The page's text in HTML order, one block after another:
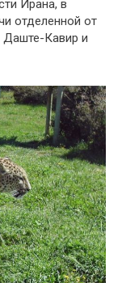
Ирана, в
отделенной от
Даште-Кавир и